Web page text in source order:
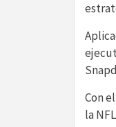
Con
la